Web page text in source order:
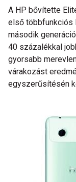
A HP bővítette
első többfunkciós
második
40 százalékkal
gyorsabb
várakozást
egyszerűsítésén